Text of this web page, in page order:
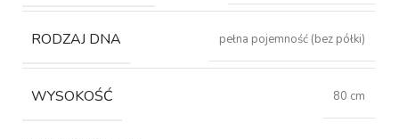
RODZAJ DNA pełna pojemność (bez półki)
WYSOKOŚĆ 80 cm